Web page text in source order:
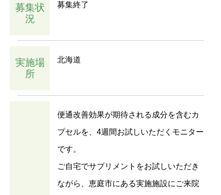
募集状
況
募集終了
実施場
所
北海道
便通改善効果が期待される成分を含むカ
プセルを、4週間お試しいただくモニター
です。
ご自宅でサプリメントをお試しいただき
ながら、恵庭市にある実施施設にご来院